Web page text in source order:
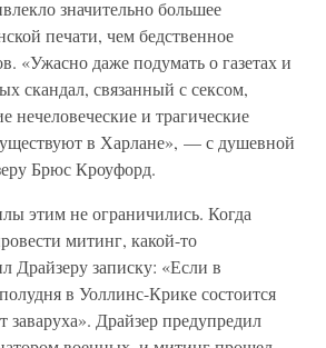
значительно большее
печати, чем бедственное
«Ужасно даже подумать о газетах и
скандал, связанный с сексом,
нечеловеческие и трагические
в Харлане», — с душевной
Брюс Кроуфорд.
этим не ограничились. Когда
митинг, какой-то
Драйзеру записку: «Если в
в Уоллинс-Крике состоится
заваруха». Драйзер предупредил